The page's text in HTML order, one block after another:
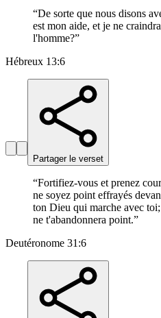
“De sorte que nous disons
est mon aide, et je ne
l'homme?”
Hébreux 13:6
Partager le verset
“Fortifiez-vous et prenez
ne soyez point effrayés
ton Dieu qui marche avec
ne t'abandonnera point.”
Deutéronome 31:6